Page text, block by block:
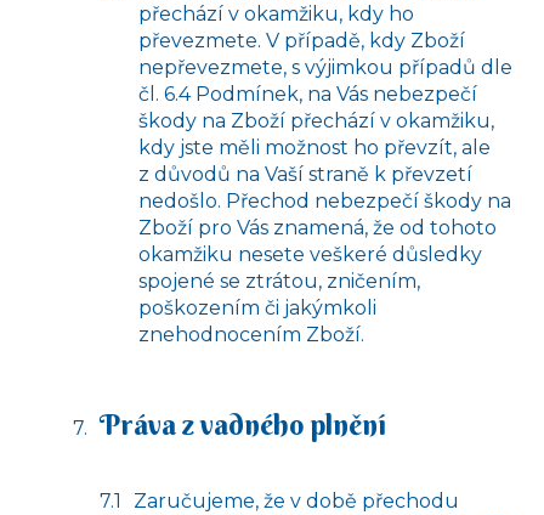
přechází v okamžiku, kdy ho
převezmete. V případě, kdy Zboží
nepřevezmete, s výjimkou případů dle
čl. 6.4 Podmínek, na Vás nebezpečí
škody na Zboží přechází v okamžiku,
kdy jste měli možnost ho převzít, ale
z důvodů na Vaší straně k převzetí
nedošlo. Přechod nebezpečí škody na
Zboží pro Vás znamená, že od tohoto
okamžiku nesete veškeré důsledky
spojené se ztrátou, zničením,
poškozením či jakýmkoli
znehodnocením Zboží.
Práva z vadného plnění
Zaručujeme, že v době přechodu